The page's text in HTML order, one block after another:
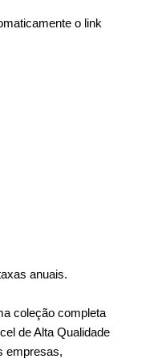
o link
anuais.
coleção completa
de Alta Qualidade
empresas,